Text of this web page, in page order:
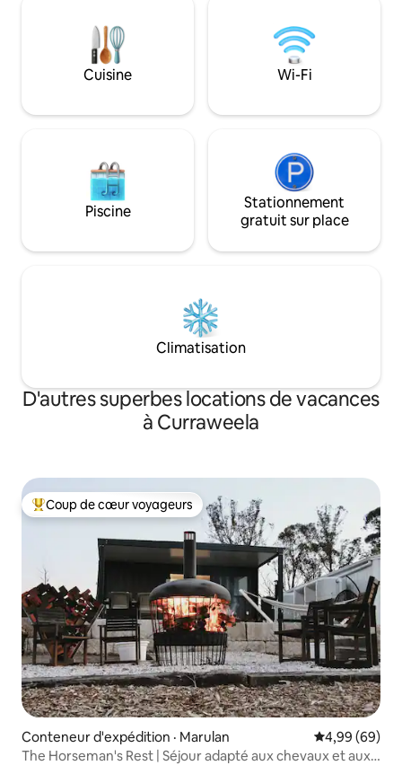
randonnée, le kayak, le champignon, la
chasse aux truffes, les mariages
Waldara, les sites touristiques dans les
montagnes bleues, les grottes de
jardin Mayfield. IG @homefarmcabin
rondins de gaz,
connectée 42"et
pour faire face à
vous souhaitons
Cuisine Wi-Fi
Piscine
Stationnement
gratuit sur place
Climatisation
D'autres superbes locations de vacances
à Curraweela
Coup de cœur voyageurs parmi les plus aimés
Coup de cœur voyageurs
Conteneur d'expédition · Marulan Note
4,99 (69)
The Horseman's Rest | Séjour adapté aux chevaux et aux